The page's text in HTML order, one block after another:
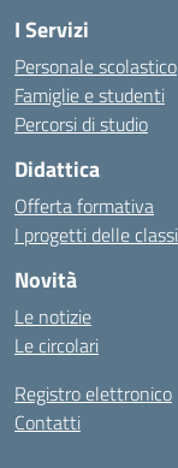
I Servizi
Personale scolastico
Famiglie e studenti
Percorsi di studio
Didattica
Offerta formativa
I progetti delle classi
Novità
Le notizie
Le circolari
Registro elettronico
Contatti